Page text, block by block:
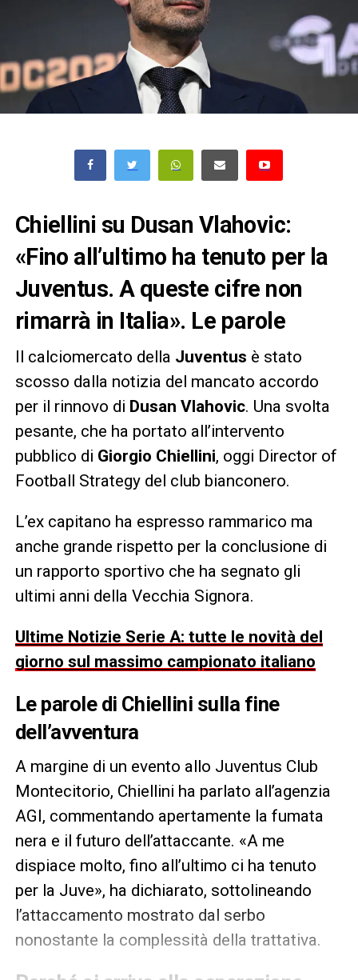
Chiellini su Dusan Vlahovic:
«Fino all’ultimo ha tenuto per la
Juventus. A queste cifre non
rimarrà in Italia». Le parole
Il calciomercato della Juventus è stato
scosso dalla notizia del mancato accordo
per il rinnovo di Dusan Vlahovic. Una svolta
pesante, che ha portato all’intervento
pubblico di Giorgio Chiellini, oggi Director of
Football Strategy del club bianconero.
L’ex capitano ha espresso rammarico ma
anche grande rispetto per la conclusione di
un rapporto sportivo che ha segnato gli
ultimi anni della Vecchia Signora.
Ultime Notizie Serie A: tutte le novità del
giorno sul massimo campionato italiano
Le parole di Chiellini sulla fine
dell’avventura
A margine di un evento allo Juventus Club
Montecitorio, Chiellini ha parlato all’agenzia
AGI, commentando apertamente la fumata
nera e il futuro dell’attaccante. «A me
dispiace molto, fino all’ultimo ci ha tenuto
per la Juve», ha dichiarato, sottolineando
l’attaccamento mostrato dal serbo
nonostante la complessità della trattativa.